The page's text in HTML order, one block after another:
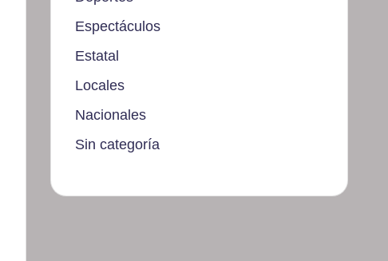
Espectáculos
Estatal
Locales
Nacionales
Sin categoría